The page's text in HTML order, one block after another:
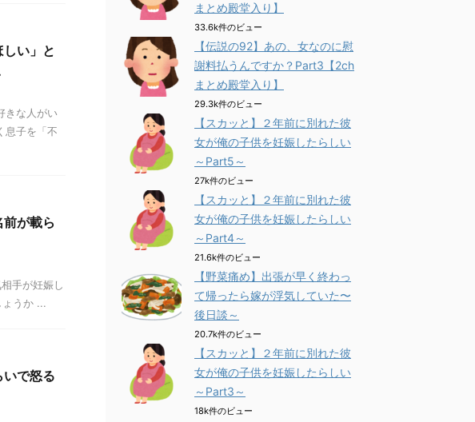
い」と
きな人がい
子を「不
が載ら
手が妊娠し
ょうか ...
いで怒る
まとめ殿堂入り】
33.6k件のビュー
【伝説の92】あの、女なのに慰
謝料払うんですか？Part3【2ch
まとめ殿堂入り】
29.3k件のビュー
【スカッと】２年前に別れた彼
女が俺の子供を妊娠したらしい
～Part5～
27k件のビュー
【スカッと】２年前に別れた彼
女が俺の子供を妊娠したらしい
～Part4～
21.6k件のビュー
【野菜痛め】出張が早く終わっ
て帰ったら嫁が浮気していた〜
後日談～
20.7k件のビュー
【スカッと】２年前に別れた彼
女が俺の子供を妊娠したらしい
～Part3～
18k件のビュー